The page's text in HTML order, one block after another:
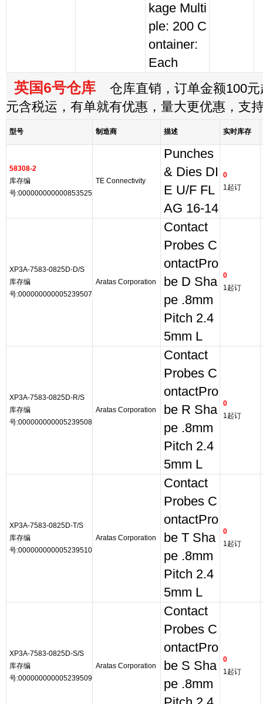
kage Multi
ple: 200 C
ontainer:
Each
英国6号仓库 仓库直销，订单金额100元
元含税运，有单就有优惠，量大更优惠，支
型号 制造商 描述 实时库存
58308-2
库存编
号:000000000000853525
TE Connectivity
Punches
& Dies DI
E U/F FL
AG 16-14
0
1起订
XP3A-7583-0825D-D/S
库存编
号:000000000005239507
Aratas Corporation
Contact
Probes C
ontactPro
be D Sha
pe .8mm
Pitch 2.4
5mm L
0
1起订
XP3A-7583-0825D-R/S
库存编
号:000000000005239508
Aratas Corporation
Contact
Probes C
ontactPro
be R Sha
pe .8mm
Pitch 2.4
5mm L
0
1起订
XP3A-7583-0825D-T/S
库存编
号:000000000005239510
Aratas Corporation
Contact
Probes C
ontactPro
be T Sha
pe .8mm
Pitch 2.4
5mm L
0
1起订
XP3A-7583-0825D-S/S
库存编
号:000000000005239509
Aratas Corporation
Contact
Probes C
ontactPro
be S Sha
pe .8mm
0
1起订